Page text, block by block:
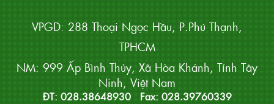
VPGD: 288 Thoại Ngọc Hầu, P.Phú Thạnh,
TPHCM
NM: 999 Ấp Bình Thủy, Xã Hòa Khánh, Tỉnh Tây
Ninh, Việt Nam
ĐT: 028.38648930 Fax: 028.39760339